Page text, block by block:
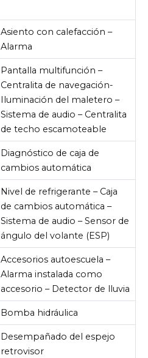
Asiento con calefacción –
Alarma
Pantalla multifunción –
Centralita de navegación-
Iluminación del maletero –
Sistema de audio – Centralita
de techo escamoteable
Diagnóstico de caja de
cambios automática
Nivel de refrigerante – Caja
de cambios automática –
Sistema de audio – Sensor de
ángulo del volante (ESP)
Accesorios autoescuela –
Alarma instalada como
accesorio – Detector de lluvia
Bomba hidráulica
Desempañado del espejo
retrovisor